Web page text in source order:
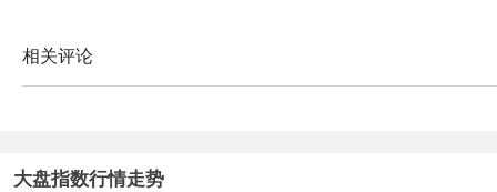
相关评论
大盘指数行情走势